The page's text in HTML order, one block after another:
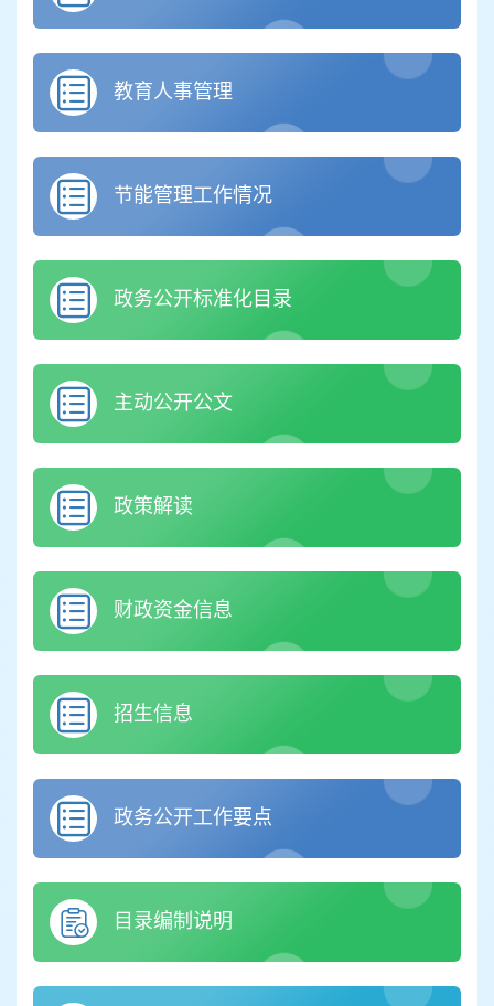
教育人事管理
节能管理工作情况
政务公开标准化目录
主动公开公文
政策解读
财政资金信息
招生信息
政务公开工作要点
目录编制说明